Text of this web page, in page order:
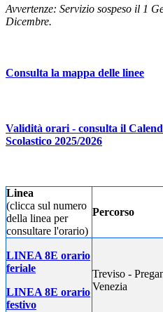
Avvertenze: Servizio sospeso il 1
Dicembre.
Consulta la mappa delle linee
Validità orari - consulta il
Scolastico 2025/2026
Linea
(clicca sul numero
della linea per
consultare l'orario)
Percorso
LINEA 8E orario
feriale
LINEA 8E orario
festivo
Treviso -
Venezia